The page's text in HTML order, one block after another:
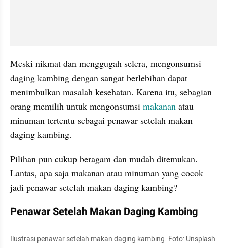
Meski nikmat dan menggugah selera, mengonsumsi
daging kambing dengan sangat berlebihan dapat
menimbulkan masalah kesehatan. Karena itu, sebagian
orang memilih untuk mengonsumsi makanan atau
minuman tertentu sebagai penawar setelah makan
daging kambing.
Pilihan pun cukup beragam dan mudah ditemukan.
Lantas, apa saja makanan atau minuman yang cocok
jadi penawar setelah makan daging kambing?
Penawar Setelah Makan Daging Kambing
Ilustrasi penawar setelah makan daging kambing. Foto: Unsplash